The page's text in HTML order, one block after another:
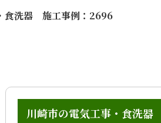
食洗器 施工事例：2696
川崎市の電気工事・食洗